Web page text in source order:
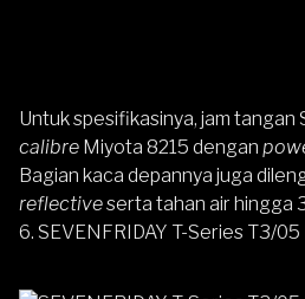
Untuk spesifikasinya, jam tangan
calibre Miyota 8215 dengan
Bagian kaca depannya juga
reflectiveserta tahan air hingga
6. SEVENFRIDAY T-Series T3/